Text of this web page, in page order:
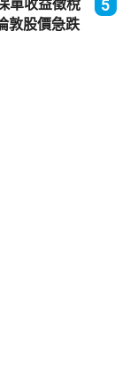
單收益徵稅
敦股價急跌
5